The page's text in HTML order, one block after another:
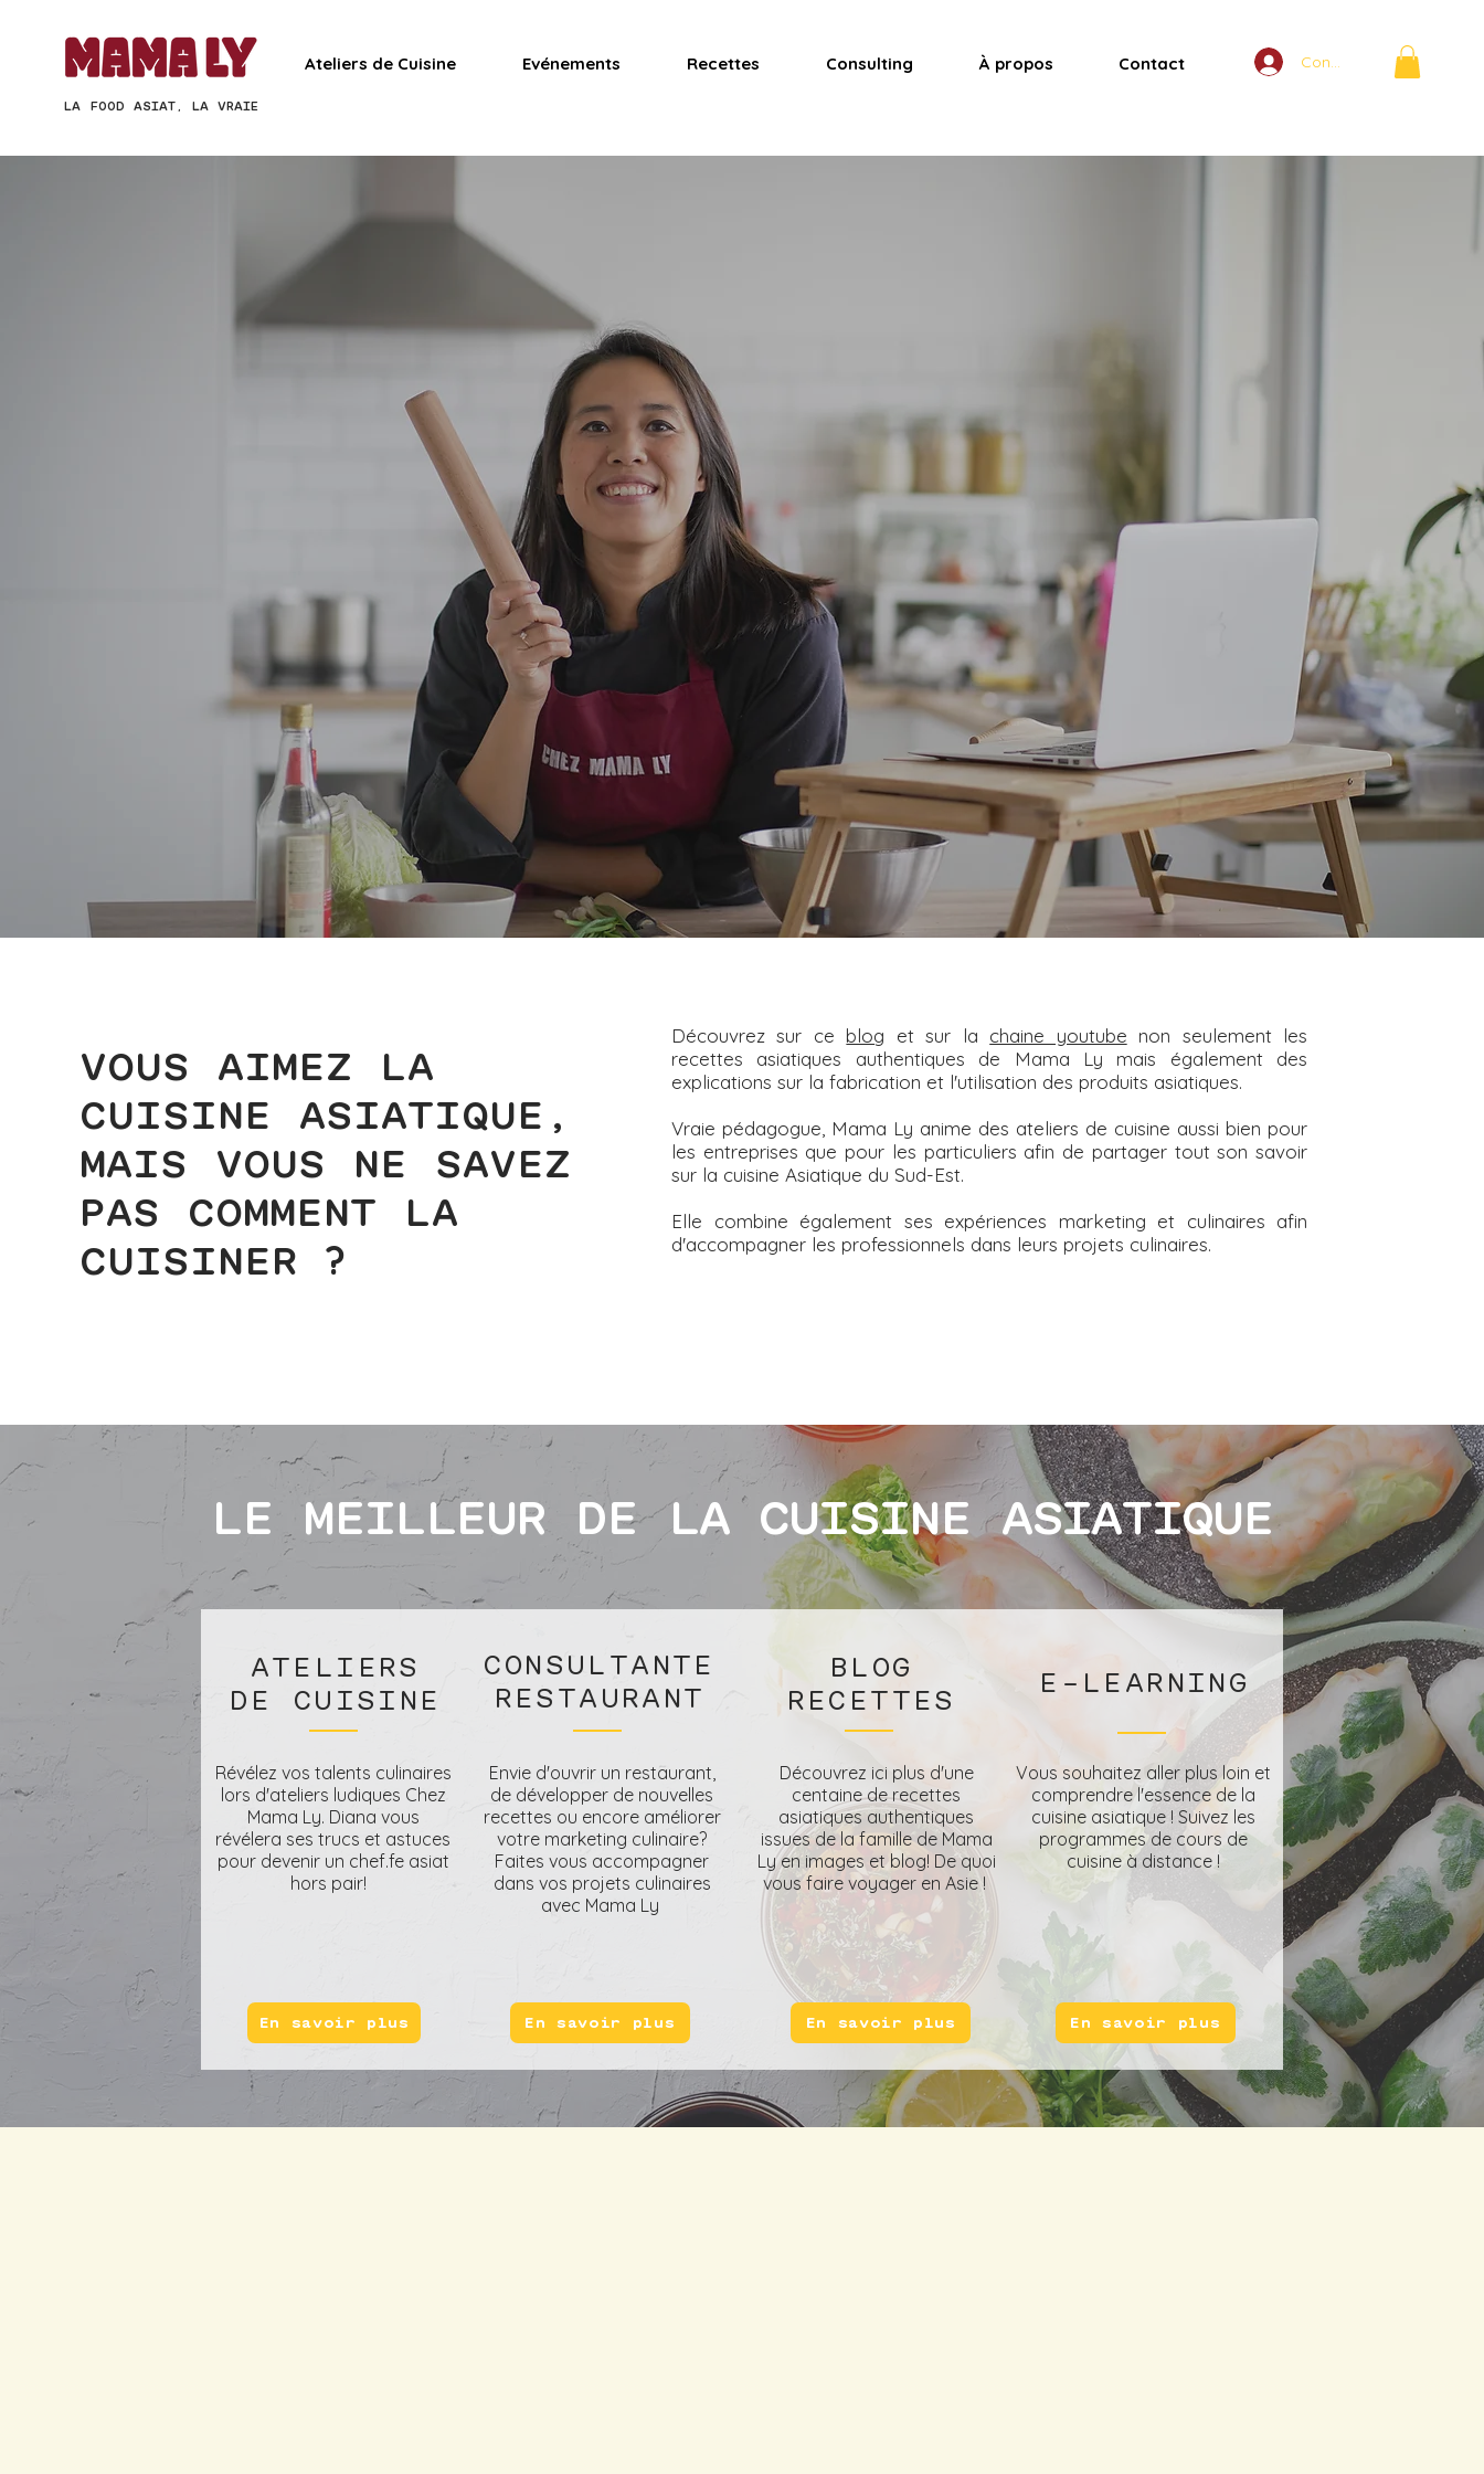
LA FOOD ASIAT, LA VRAIE
Ateliers de Cuisine Evénements Recettes Consulting À propos Contact Connexion
Le meilleur des
recettes asiatiques
avec cheffe culinaire et consultante Mama Ly
Consulting Cours de cuisine
VOUS AIMEZ LA
CUISINE ASIATIQUE,
MAIS VOUS NE SAVEZ
PAS COMMENT LA
CUISINER ?
Découvrez sur ce blog et sur la chaine youtube non seulement les
recettes asiatiques authentiques de Mama Ly mais également des
explications sur la fabrication et l'utilisation des produits asiatiques.
Vraie pédagogue, Mama Ly anime des ateliers de cuisine aussi bien pour
les entreprises que pour les particuliers afin de partager tout son savoir
sur la cuisine Asiatique du Sud-Est.
Elle combine également ses expériences marketing et culinaires afin
d'accompagner les professionnels dans leurs projets culinaires.
LE MEILLEUR DE LA CUISINE ASIATIQUE
ATELIERS
DE CUISINE
Révélez vos talents culinaires
lors d'ateliers ludiques Chez
Mama Ly. Diana vous
révélera ses trucs et astuces
pour devenir un chef.fe asiat
hors pair!
En savoir plus
CONSULTANTE
RESTAURANT
Envie d'ouvrir un restaurant,
de développer de nouvelles
recettes ou encore améliorer
votre marketing culinaire?
Faites vous accompagner
dans vos projets culinaires
avec Mama Ly
En savoir plus
BLOG
RECETTES
Découvrez ici plus d'une
centaine de recettes
asiatiques authentiques
issues de la famille de Mama
Ly en images et blog! De quoi
vous faire voyager en Asie !
En savoir plus
E-LEARNING
Vous souhaitez aller plus loin et
comprendre l'essence de la
cuisine asiatique ! Suivez les
programmes de cours de
cuisine à distance !
En savoir plus